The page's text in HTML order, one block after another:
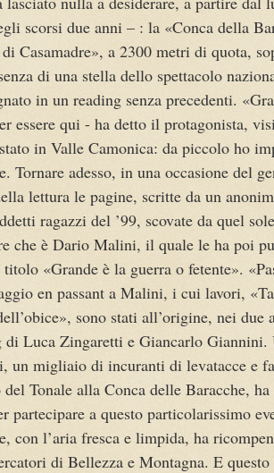
scorsi due anni – : la «Conca della
Casamadre», a 2300 metri di quota,
di una stella dello spettacolo
in un reading senza precedenti.
essere qui - ha detto il protagonista,
in Valle Camonica: da piccolo ho
Tornare adesso, in una occasione del
lettura le pagine, scritte da un
ragazzi del ’99, scovate da quel
che è Dario Malini, il quale le ha poi
«Grande è la guerra o fetente».
en passant a Malini, i cui lavori,
sono stati all’origine, nei due
di Luca Zingaretti e Giancarlo Giannini.
un migliaio di incuranti di levatacce e
Tonale alla Conca delle Baracche,
partecipare a questo particolarissimo
con l’aria fresca e limpida, ha
di Bellezza e Montagna. E questo